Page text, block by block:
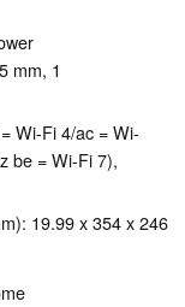
mm, 1
Wi-Fi 4/ac = Wi-
be = Wi-Fi 7),
19.99 x 354 x 246